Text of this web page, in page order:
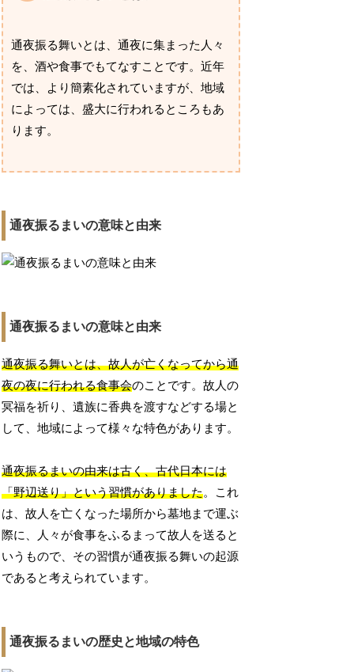
通夜振る舞いとは、通夜に集まった人々
を、酒や食事でもてなすことです。近年
では、より簡素化されていますが、地域
によっては、盛大に行われるところもあ
ります。
通夜振るまいの意味と由来
通夜振るまいの意味と由来
通夜振る舞いとは、故人が亡くなってから通
夜の夜に行われる食事会のことです。故人の
冥福を祈り、遺族に香典を渡すなどする場と
して、地域によって様々な特色があります。
通夜振るまいの由来は古く、古代日本には
「野辺送り」という習慣がありました。これ
は、故人を亡くなった場所から墓地まで運ぶ
際に、人々が食事をふるまって故人を送ると
いうもので、その習慣が通夜振る舞いの起源
であると考えられています。
通夜振るまいの歴史と地域の特色